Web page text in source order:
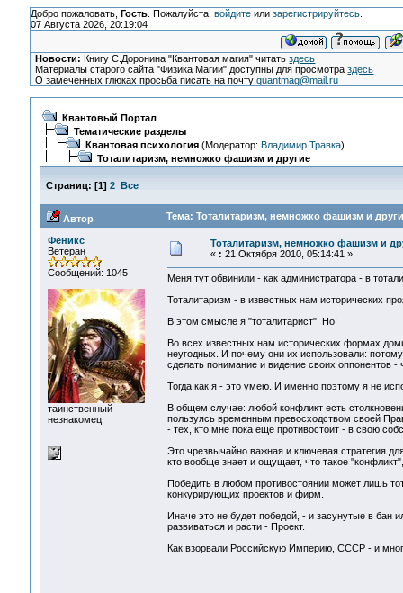
Добро пожаловать, Гость. Пожалуйста, войдитеили зарегистрируйтесь.
07 Августа 2026, 20:19:04
Новости: Книгу С.Доронина "Квантовая магия" читатьздесь
Материалы старого сайта "Физика Магии" доступны для просмотраздесь
О замеченных глюках просьба писать на почтуquantmag@mail.ru
Квантовый Портал
Тематические разделы
Квантовая психология(Модератор: Владимир Травка)
Тоталитаризм, немножко фашизм и другие
Страниц: [1] 2 Все
Автор Тема: Тоталитаризм, немножко фашизм и
Феникс
Ветеран
Сообщений: 1045
таинственный
незнакомец
Тоталитаризм, немножко фашизм и
« : 21 Октября 2010, 05:14:41 »
Меня тут обвинили - как администратора - в
Тоталитаризм - в известных нам исторических
В этом смысле я "тоталитарист". Но!
Во всех известных нам исторических формах
неугодных. И почему они их использовали:
сделать понимание и видение своих оппонентов -
Тогда как я - это умею. И именно поэтому я не
В общем случае: любой конфликт есть
пользуясь временным превосходством своей
- тех, кто мне пока еще противостоит - в свою
Это чрезвычайно важная и ключевая стратегия
кто вообще знает и ощущает, что такое
Победить в любом противостоянии может лишь
конкурирующих проектов и фирм.
Иначе это не будет победой, - и засунутые в
развиваться и расти - Проект.
Как взорвали Российскую Империю, СССР - и